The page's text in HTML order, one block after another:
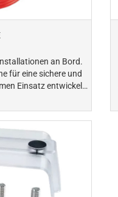
an Bord.
für eine sichere und
Korrosion und